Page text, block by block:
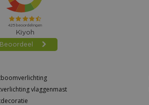
vlaggenmast